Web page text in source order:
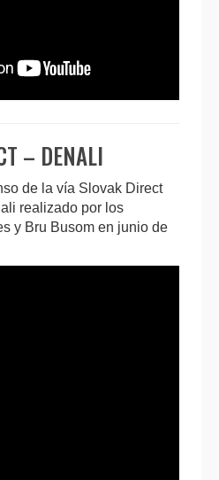
– DENALI
de la vía Slovak Direct
realizado por los
y Bru Busom en junio de